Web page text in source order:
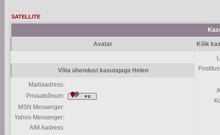
SATELLITE
Avatar Kõik
Võta ühendust kasutajaga Helen
Mailiaadress:
Privaatsõnum:
MSN Messenger:
Yahoo Messenger:
AIM Aadress: